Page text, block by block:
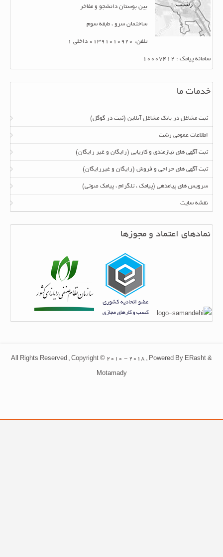
بین بوستان دانشجو و مفاخر
ساختمان سرو ، طبقه سوم
تلفن: 01391010920 داخلی 1
سامانه پیامک : 10007412
خدمات ما
ثبت مشاغل در بانک مشاغل آنلاین (ثبت در گوگل)
اطلاعات عمومی رشت
ثبت آگهی های نیازمندی و کاریابی (رایگان و غیر رایگان)
ثبت آگهی های حراجی و فروش (رایگان و غیررایگان)
سرویس های پیامدهی (پیامک ، تلگرام ، پیامک صوتی)
نقشه سایت
نمادهای اعتماد و مجوزها
All Rights Reserved , Copyright © 2010 - 2018 , Powered By ERasht &
Motamady